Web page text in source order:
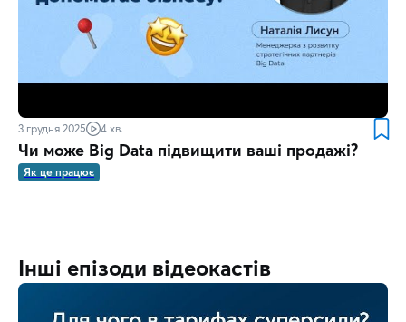
3 грудня 2025 4 хв.
Чи може Big Data підвищити ваші продажі?
Як це працює
Інші епізоди відеокастів